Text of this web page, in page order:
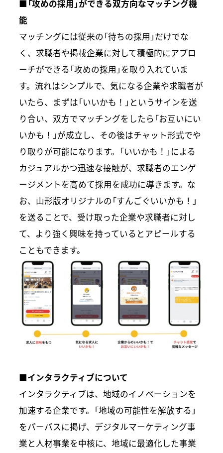
■「攻めの採用」ができる双方向なマッチング機
能
マッチングには従来の「待ちの採用」だけでな
く、求職者や掲載企業に対して積極的にアプロ
ーチができる「攻めの採用」を取り入れていま
す。流れはシンプルで、気になる企業や求職者が
いたら、まずは「いいかも！」というサインを送
り合い、双方でマッチングをしたら「お互いにい
いかも！」が成立し、その後はチャット形式でや
り取りが可能になります。「いいかも！」による
カジュアルかつ迅速な接触が、求職者のエンゲ
ージメントを高めて採用を成功に導きます。な
お、山形版オリジナルの「すんごぐいいかも！」
を送ることで、受け取った企業や求職者に対し
て、より強く興味を持っているとアピールする
こともできます。
■インタラクティブについて
インタラクティブは、地域のイノベーションを
加速する企業です。「地域の可能性を解放する」
をパーパスに掲げ、デジタルマーケティング事
業と人材事業を中核に、地域に最適化した事業